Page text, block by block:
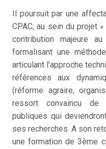
Il poursuit par une
CPAC, au sein du projet
contribution majeure
formalisant une
articulant l’approche
références aux
(réforme agraire,
ressort convaincu de
publiques qui
ses recherches. A son
une formation de 3ème